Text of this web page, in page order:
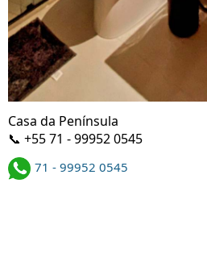
Casa da Península
📞 +55 71 - 99952 0545
71 - 99952 0545